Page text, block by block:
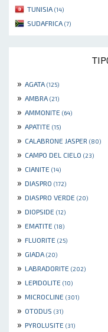
TUNISIA (14)
SUDAFRICA (7)
» AGATA (125)
» AMBRA (21)
» AMMONITE (64)
» APATITE (15)
» CALABRONE JASPER (80)
» CAMPO DEL CIELO (23)
» CIANITE (14)
» DIASPRO (172)
» DIASPRO VERDE (20)
» DIOPSIDE (12)
» EMATITE (18)
» FLUORITE (25)
» GIADA (20)
» LABRADORITE (202)
» LEPIDOLITE (10)
» MICROCLINE (301)
» OTODUS (31)
» PYROLUSITE (31)